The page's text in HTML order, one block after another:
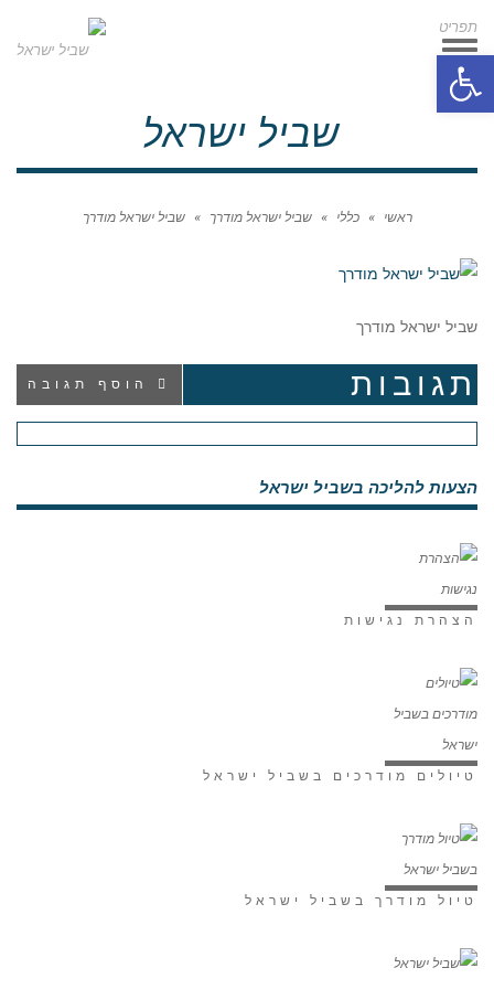
פתח סרגל נגישות
תפריט
תפריט
שביל ישראל
ראשי » כללי » שביל ישראל מודרך » שביל ישראל מודרך
שביל ישראל מודרך
תגובות הוסף תגובה
הצעות להליכה בשביל ישראל
הצהרת נגישות
טיולים מודרכים בשביל ישראל
טיול מודרך בשביל ישראל